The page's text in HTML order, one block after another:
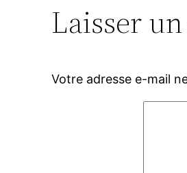
Laisser
Votre adresse e-mail